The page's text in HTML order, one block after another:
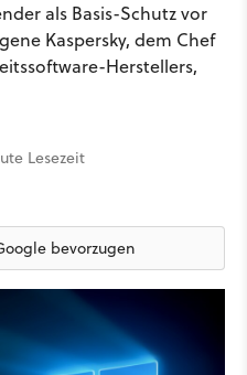
als Basis-Schutz vor
Kaspersky, dem Chef
Herstellers,
Lesezeit
bevorzugen